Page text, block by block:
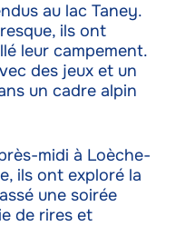
au lac Taney.
ils ont
leur campement.
des jeux et un
un cadre alpin
midi à Loèche-
ils ont exploré la
une soirée
de rires et